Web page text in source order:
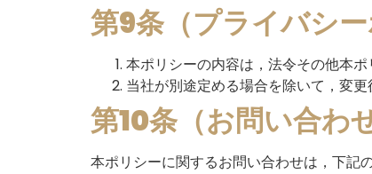
第9条（プライバシー
本ポリシーの内容は，法令その他本
当社が別途定める場合を除いて，変
第10条（お問い合わ
本ポリシーに関するお問い合わせは，下記